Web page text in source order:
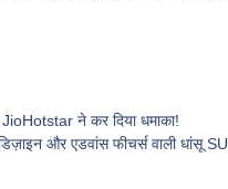
ने कर दिया धमाका!
और एडवांस फीचर्स वाली धांसू